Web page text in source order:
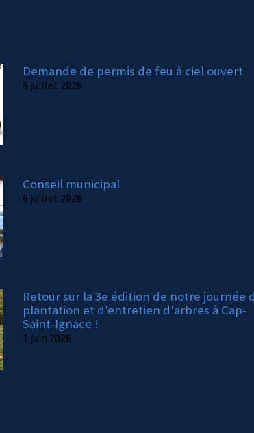
Demande de permis de feu à ciel ouvert
8 juillet 2026
Conseil municipal
6 juillet 2026
Retour sur la 3e édition de notre journée
plantation et d'entretien d'arbres à Cap-
Saint-Ignace !
1 juin 2026